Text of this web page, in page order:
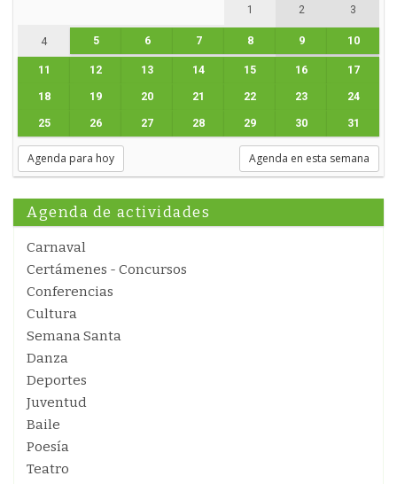
1 2 3
4 5 6 7 8 9 10
11 12 13 14 15 16 17
18 19 20 21 22 23 24
25 26 27 28 29 30 31
Agenda para hoy Agenda en esta semana
Agenda de actividades
Carnaval
Certámenes - Concursos
Conferencias
Cultura
Semana Santa
Danza
Deportes
Juventud
Baile
Poesía
Teatro